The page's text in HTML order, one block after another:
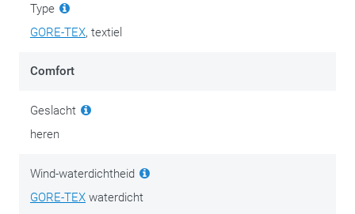
Onder die buitenlaag treffen we een verwijderbare PrimaLoft-
voering aan. Met 130 gram voor het torso en 100 gram op de
verticale ventilatieritsen op de borst open. Je kan de
vastzetten, wat het natuurlijk helemaal flexibel en vlot maakt.
Gooi je ook de ventilatieritsen op de mouwen in de strijd, dan
Type
GORE-TEX, textiel
Comfort
Geslacht
heren
Wind-waterdichtheid
GORE-TEX waterdicht